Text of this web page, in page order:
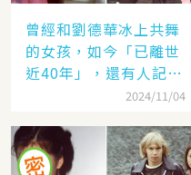
曾經和劉德華冰上共舞
的女孩，如今「已離世
近40年」，還有人記得
2024/11/04